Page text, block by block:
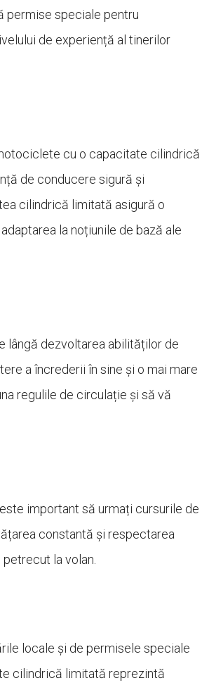
permise speciale pentru
de experiență al tinerilor
cu o capacitate cilindrică
de conducere sigură și
cilindrică limitată asigură o
la noțiunile de bază ale
lângă dezvoltarea abilităților de
a încrederii în sine și o mai mare
regulile de circulație și să vă
important să urmați cursurile de
constantă și respectarea
la volan.
locale și de permisele speciale
cilindrică limitată reprezintă